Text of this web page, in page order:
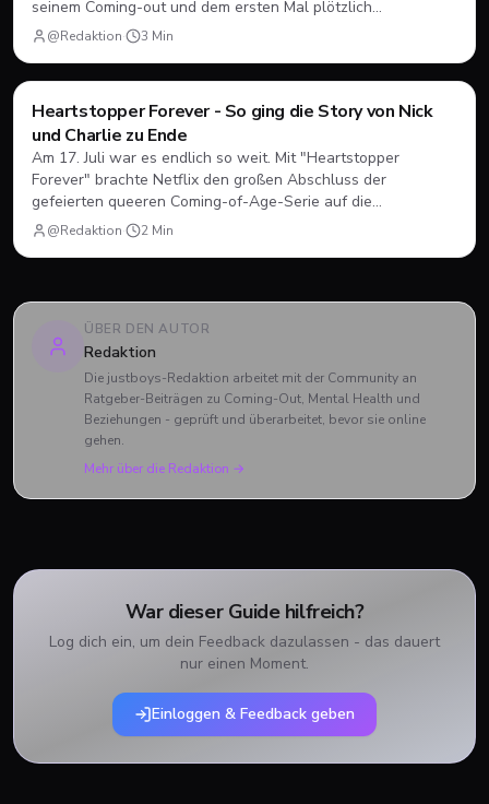
seinem Coming-out und dem ersten Mal plötzlich
herausfinden muss, wie Dating, Freundschaft und Familie
unter neuen Vorzeichen funktionieren.
@Redaktion· 3 Min
Filme & Serien
Heartstopper Forever - So ging die Story von Nick
und Charlie zu Ende
Am 17. Juli war es endlich so weit. Mit "Heartstopper
Forever" brachte Netflix den großen Abschluss der
gefeierten queeren Coming-of-Age-Serie auf die
Bildschirme. Statt einer vierten Staffel gab es diesmal einen
abendfüllenden Spielfilm. Wir blicken zurück, wie sich Nick
@Redaktion· 2 Min
ÜBER DEN AUTOR
Redaktion
Die justboys-Redaktion arbeitet mit der Community an
Ratgeber-Beiträgen zu Coming-Out, Mental Health und
Beziehungen - geprüft und überarbeitet, bevor sie online
gehen.
Mehr über die Redaktion →
War dieser Guide hilfreich?
Log dich ein, um dein Feedback dazulassen - das dauert
nur einen Moment.
Einloggen & Feedback geben